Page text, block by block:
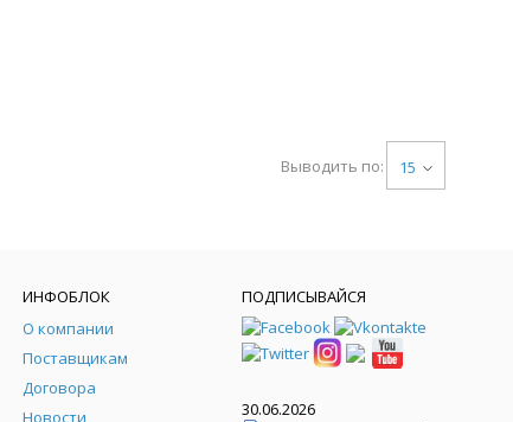
Выводить по: 15
ИНФОБЛОК
О компании
Поставщикам
Договора
Новости
ПОДПИСЫВАЙСЯ
30.06.2026